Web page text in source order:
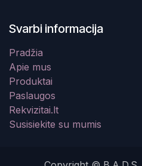
Svarbi informacija
Pradžia
Apie mus
Produktai
Paslaugos
Rekvizitai.lt
Susisiekite su mumis